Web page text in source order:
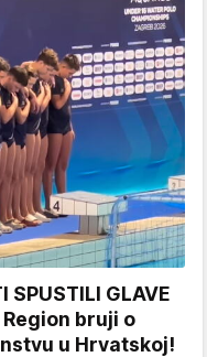
SPUSTILI GLAVE
Region bruji o
u Hrvatskoj!